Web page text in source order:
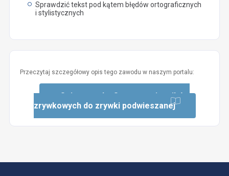
Sprawdzić tekst pod kątem błędów ortograficznych
i stylistycznych
Przeczytaj szczegółowy opis tego zawodu w naszym portalu:
Opis zawodu: Operator ciągników
zrywkowych do zrywki podwieszanej